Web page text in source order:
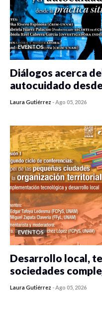
EVENTOS
Diálogos acerca
autocuidado
Laura Gutiérrez -Ago 05, 2026
EVENTOS
Desarrollo local,
sociedades
Laura Gutiérrez -Ago 05, 2026